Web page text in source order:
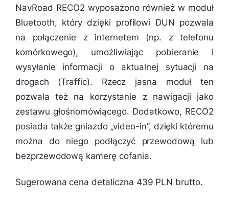
NavRoad RECO2 wyposażono również w moduł
Bluetooth, który dzięki profilowi DUN pozwala
na połączenie z internetem (np. z telefonu
komórkowego), umożliwiając pobieranie i
wysyłanie informacji o aktualnej sytuacji na
drogach (Traffic). Rzecz jasna moduł ten
pozwala też na korzystanie z nawigacji jako
zestawu głośnomówiącego. Dodatkowo, RECO2
posiada także gniazdo „video-in”, dzięki któremu
można do niego podłączyć przewodową lub
bezprzewodową kamerę cofania.
Sugerowana cena detaliczna 439 PLN brutto.